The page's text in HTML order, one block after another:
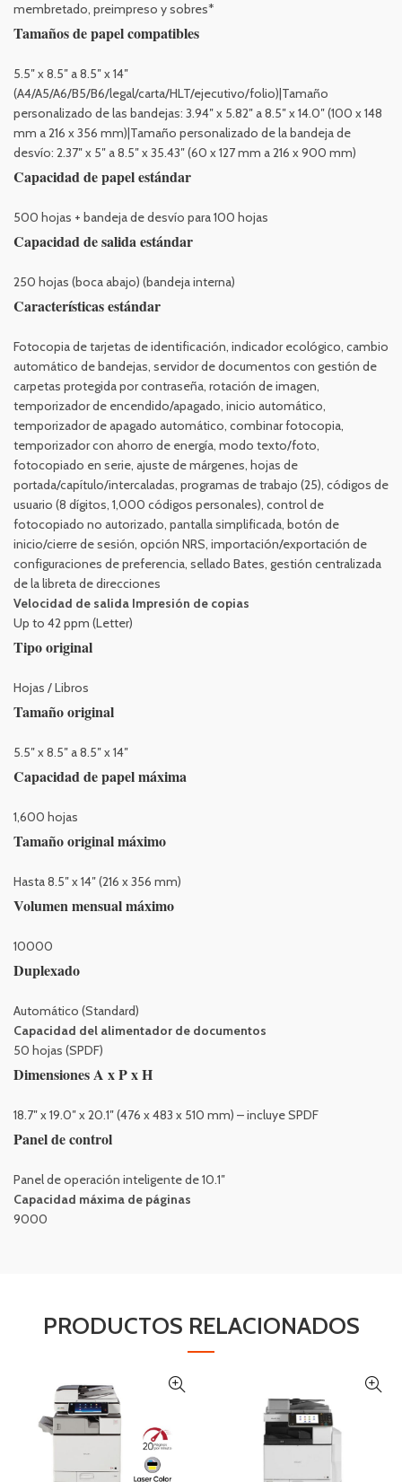
membretado, preimpreso y sobres*
Tamaños de papel compatibles
5.5″ x 8.5″ a 8.5″ x 14″
(A4/A5/A6/B5/B6/legal/carta/HLT/ejecutivo/folio)|Tamaño
personalizado de las bandejas: 3.94″ x 5.82″ a 8.5″ x 14.0″ (100 x 148
mm a 216 x 356 mm)|Tamaño personalizado de la bandeja de
desvío: 2.37″ x 5″ a 8.5″ x 35.43″ (60 x 127 mm a 216 x 900 mm)
Capacidad de papel estándar
500 hojas + bandeja de desvío para 100 hojas
Capacidad de salida estándar
250 hojas (boca abajo) (bandeja interna)
Características estándar
Fotocopia de tarjetas de identificación, indicador ecológico, cambio
automático de bandejas, servidor de documentos con gestión de
carpetas protegida por contraseña, rotación de imagen,
temporizador de encendido/apagado, inicio automático,
temporizador de apagado automático, combinar fotocopia,
temporizador con ahorro de energía, modo texto/foto,
fotocopiado en serie, ajuste de márgenes, hojas de
portada/capítulo/intercaladas, programas de trabajo (25), códigos de
usuario (8 dígitos, 1,000 códigos personales), control de
fotocopiado no autorizado, pantalla simplificada, botón de
inicio/cierre de sesión, opción NRS, importación/exportación de
configuraciones de preferencia, sellado Bates, gestión centralizada
de la libreta de direcciones
Velocidad de salida Impresión de copias
Up to 42 ppm (Letter)
Tipo original
Hojas / Libros
Tamaño original
5.5″ x 8.5″ a 8.5″ x 14″
Capacidad de papel máxima
1,600 hojas
Tamaño original máximo
Hasta 8.5″ x 14″ (216 x 356 mm)
Volumen mensual máximo
10000
Duplexado
Automático (Standard)
Capacidad del alimentador de documentos
50 hojas (SPDF)
Dimensiones A x P x H
18.7″ x 19.0″ x 20.1″ (476 x 483 x 510 mm) – incluye SPDF
Panel de control
Panel de operación inteligente de 10.1″
Capacidad máxima de páginas
9000
PRODUCTOS RELACIONADOS